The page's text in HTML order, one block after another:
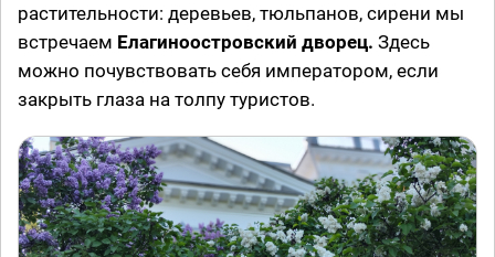
растительности: деревьев, тюльпанов, сирени мы
встречаем Елагиноостровский дворец. Здесь
можно почувствовать себя императором, если
закрыть глаза на толпу туристов.